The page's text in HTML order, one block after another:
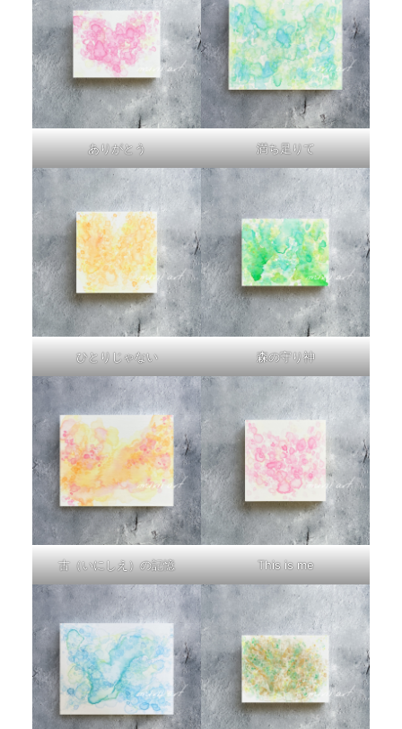
ありがとう 満ち足りて
ひとりじゃない 森の守り神
古（いにしえ）の記憶 This is me